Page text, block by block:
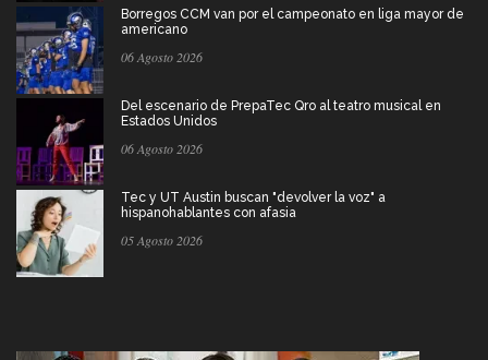
Borregos CCM van por el campeonato en liga mayor de
americano
06 Agosto 2026
Del escenario de PrepaTec Qro al teatro musical en
Estados Unidos
06 Agosto 2026
Tec y UT Austin buscan "devolver la voz" a
hispanohablantes con afasia
05 Agosto 2026